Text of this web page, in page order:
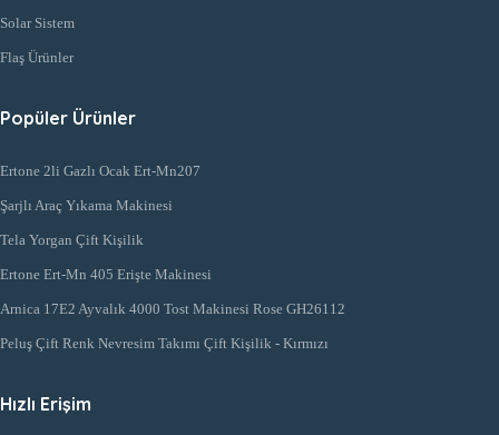
Solar Sistem
Flaş Ürünler
Popüler Ürünler
Ertone 2li Gazlı Ocak Ert-Mn207
Şarjlı Araç Yıkama Makinesi
Tela Yorgan Çift Kişilik
Ertone Ert-Mn 405 Erişte Makinesi
Arnica 17E2 Ayvalık 4000 Tost Makinesi Rose GH26112
Peluş Çift Renk Nevresim Takımı Çift Kişilik - Kırmızı
Hızlı Erişim